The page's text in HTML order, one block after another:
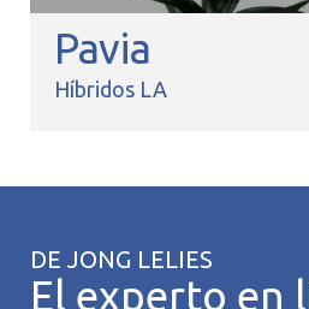
Pavia
Híbridos LA
DE JONG LELIES
El experto en